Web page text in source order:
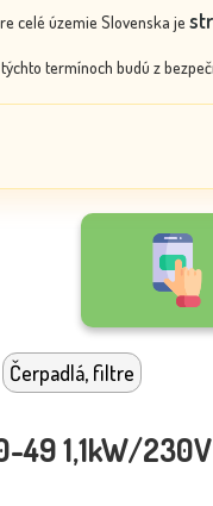
celé územie Slovenska je
termínoch budú z
Čerpadlá, filtre
49 1,1kW/